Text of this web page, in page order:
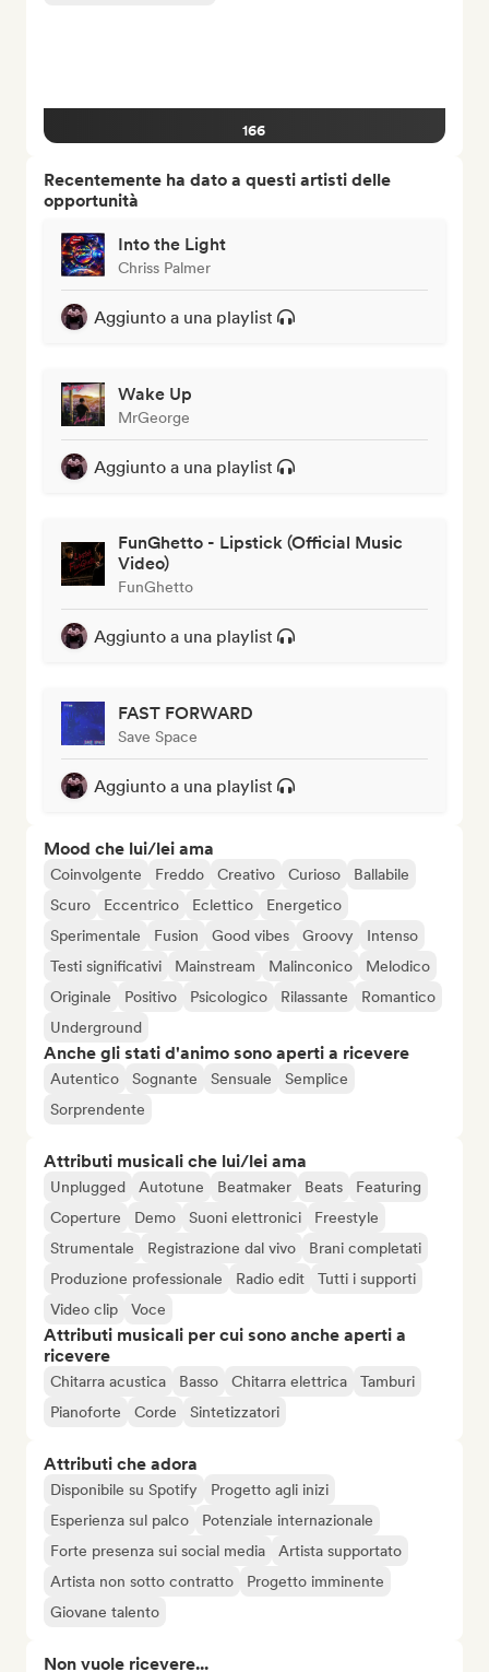
166
Recentemente ha dato a questi artisti delle
opportunità
Into the Light
Chriss Palmer
Aggiunto a una playlist
Wake Up
MrGeorge
Aggiunto a una playlist
FunGhetto - Lipstick (Official Music
Video)
FunGhetto
Aggiunto a una playlist
FAST FORWARD
Save Space
Aggiunto a una playlist
Mood che lui/lei ama
Coinvolgente Freddo Creativo Curioso
Ballabile
Scuro
Eccentrico Eclettico
Energetico
Sperimentale
Fusion Good vibes Groovy
Intenso
Testi significativi
Mainstream Malinconico
Melodico
Originale
Positivo Psicologico Rilassante
Romantico
Underground
Anche gli stati d'animo sono aperti a ricevere
Autentico Sognante Sensuale
Semplice
Sorprendente
Attributi musicali che lui/lei ama
Unplugged Autotune Beatmaker Beats
Featuring
Coperture
Demo Suoni elettronici
Freestyle
Strumentale
Registrazione dal vivo
Brani completati
Produzione professionale
Radio edit
Tutti i supporti
Video clip
Voce
Attributi musicali per cui sono anche aperti a
ricevere
Chitarra acustica Basso Chitarra elettrica
Tamburi
Pianoforte
Corde Sintetizzatori
Attributi che adora
Disponibile su Spotify
Progetto agli inizi
Esperienza sul palco
Potenziale internazionale
Forte presenza sui social media
Artista supportato
Artista non sotto contratto
Progetto imminente
Giovane talento
Non vuole ricevere...